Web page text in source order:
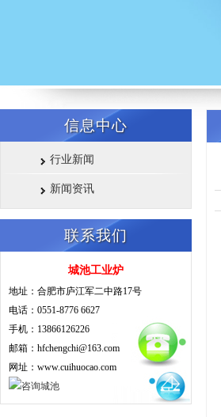
信息中心
行业新闻
新闻资讯
联系我们
城池工业炉
地址：合肥市庐江军二中路17号
电话：0551-8776 6627
手机：13866126226
邮箱：hfchengchi@163.com
网址：www.cuihuocao.com